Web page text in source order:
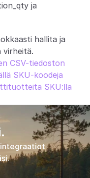
ja
hallita ja
CSV-tiedoston
SKU-koodeja
SKU:lla